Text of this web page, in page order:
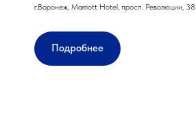
г.Воронеж, Marriott Hotel, просп. Революции, 38
Подробнее